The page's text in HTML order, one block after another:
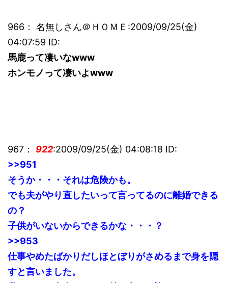
966： 名無しさん＠ＨＯＭＥ:2009/09/25(金)
04:07:59 ID:
馬鹿って凄いなwww
ホンモノって凄いよwww
967： 922:2009/09/25(金) 04:08:18 ID:
>>951
そうか・・・それは危険かも。
でも夫がやり直したいって言ってるのに離婚できる
の？
子供がいないからできるかな・・・？
>>953
仕事やめたばかりだしほとぼりがさめるまで身を隠
すと言いました。